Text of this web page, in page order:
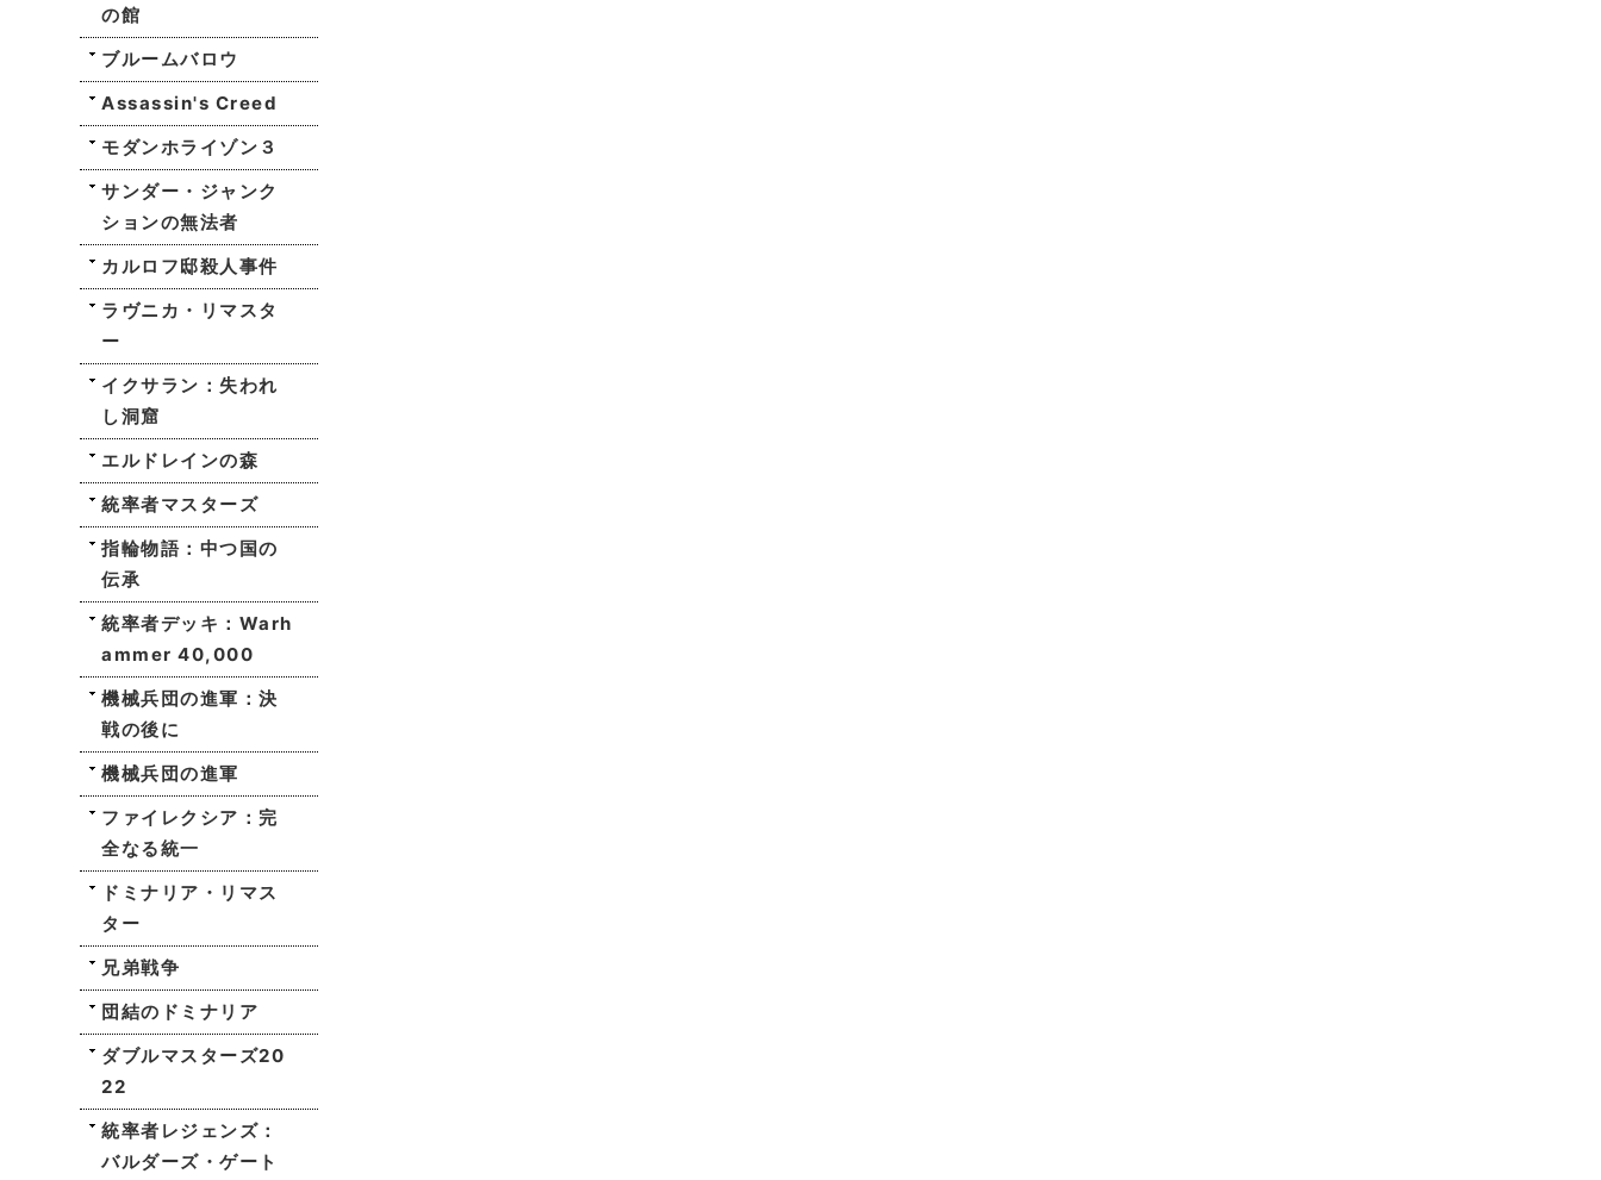
の館
ブルームバロウ
Assassin's Creed
モダンホライゾン３
サンダー・ジャンク
ションの無法者
カルロフ邸殺人事件
ラヴニカ・リマスタ
ー
イクサラン：失われ
し洞窟
エルドレインの森
統率者マスターズ
指輪物語：中つ国の
伝承
統率者デッキ：Warh
ammer 40,000
機械兵団の進軍：決
戦の後に
機械兵団の進軍
ファイレクシア：完
全なる統一
ドミナリア・リマス
ター
兄弟戦争
団結のドミナリア
ダブルマスターズ20
22
統率者レジェンズ：
バルダーズ・ゲート